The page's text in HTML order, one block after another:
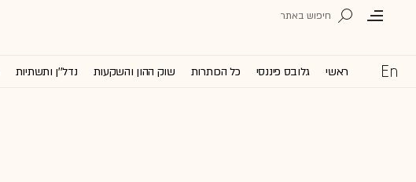
ראשי גלובס פיננסי כל הכותרות שוק ההון והשקעות נדל''ן ותשתיות